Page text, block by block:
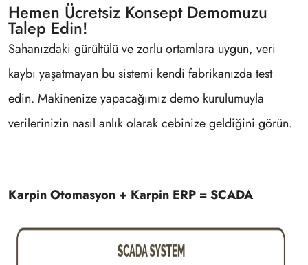
Hemen Ücretsiz Konsept Demomuzu
Talep Edin!
Sahanızdaki gürültülü ve zorlu ortamlara uygun, veri
kaybı yaşatmayan bu sistemi kendi fabrikanızda test
edin. Makinenize yapacağımız demo kurulumuyla
verilerinizin nasıl anlık olarak cebinize geldiğini görün.
Karpin Otomasyon + Karpin ERP = SCADA